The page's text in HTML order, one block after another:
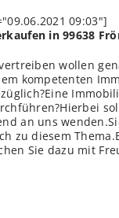
09:03"]
in 99638
wollen
kompetenten
an uns
zu diesem
Sie dazu mit